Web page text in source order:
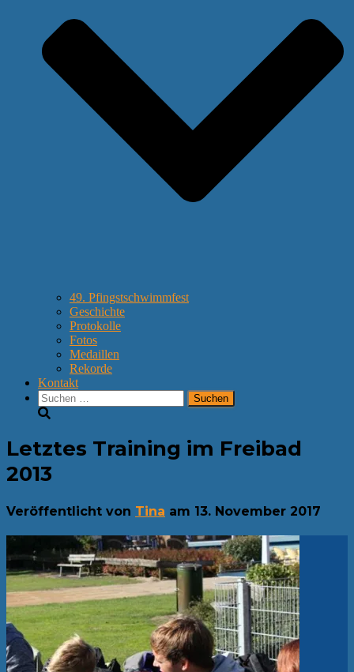
49. Pfingstschwimmfest
Geschichte
Protokolle
Fotos
Medaillen
Rekorde
Kontakt
Suchen
nach:
Letztes Training im Freibad
2013
Veröffentlicht von Tina am 13. November 2017